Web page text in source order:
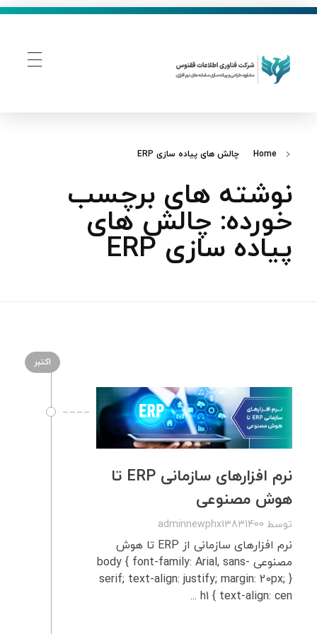
Home چالش‌ های پیاده‌ سازی ERP
نوشته های برچسب
خورده: چالش‌ های
پیاده‌ سازی ERP
اکتبر
نرم‌ افزارهای سازمانی ERP تا
هوش مصنوعی
توسط adminnewphx13831400
نرم‌ افزارهای سازمانی از ERP تا هوش
مصنوعی body { font-family: Arial, sans-
serif; text-align: justify; margin: 20px; }
h1 { text-align: cen ...